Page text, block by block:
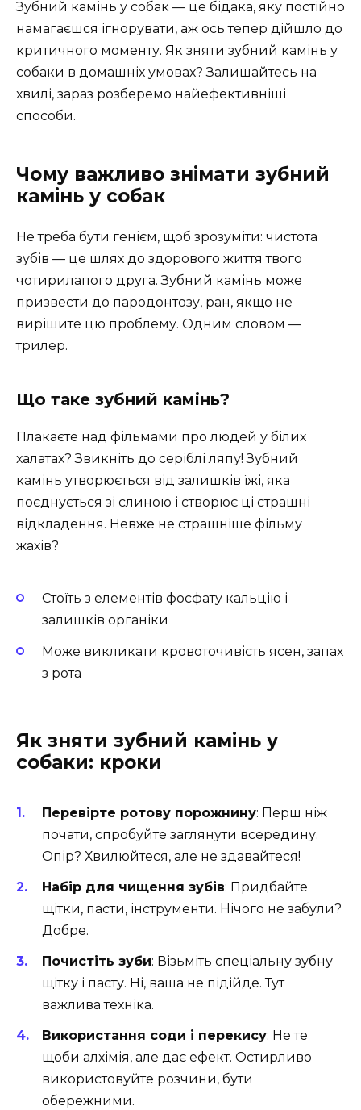
Зубний камінь у собак — це бідака, яку постійно
намагаєшся ігнорувати, аж ось тепер дійшло до
критичного моменту. Як зняти зубний камінь у
собаки в домашніх умовах? Залишайтесь на
хвилі, зараз розберемо найефективніші
способи.
Чому важливо знімати зубний
камінь у собак
Не треба бути генієм, щоб зрозуміти: чистота
зубів — це шлях до здорового життя твого
чотирилапого друга. Зубний камінь може
призвести до пародонтозу, ран, якщо не
вирішите цю проблему. Одним словом —
трилер.
Що таке зубний камінь?
Плакаєте над фільмами про людей у ​​білих
халатах? Звикніть до серіблі ляпу! Зубний
камінь утворюється від залишків їжі, яка
поєднується зі слиною і створює ці страшні
відкладення. Невже не страшніше фільму
жахів?
Стоїть з елементів фосфату кальцію і
залишків органіки
Може викликати кровоточивість ясен, запах
з рота
Як зняти зубний камінь у
собаки: кроки
Перевірте ротову порожнину: Перш ніж
почати, спробуйте заглянути всередину.
Опір? Хвилюйтеся, але не здавайтеся!
Набір для чищення зубів: Придбайте
щітки, пасти, інструменти. Нічого не забули?
Добре.
Почистіть зуби: Візьміть спеціальну зубну
щітку і пасту. Ні, ваша не підійде. Тут
важлива техніка.
Використання соди і перекису: Не те
щоби алхімія, але дає ефект. Остирливо
використовуйте розчини, бути
обережними.